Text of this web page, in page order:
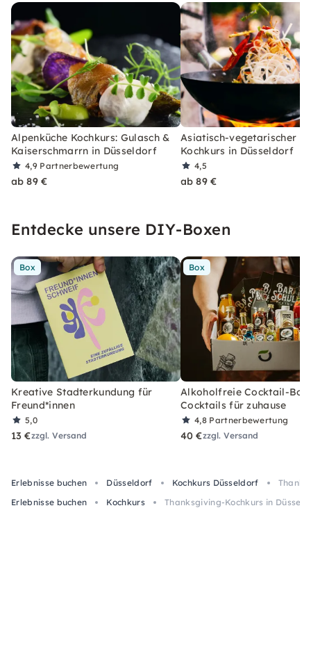
Alpenküche Kochkurs: Gulasch &
Kaiserschmarrn in Düsseldorf
4,9 Partnerbewertung
ab 89 €
Asiatisch-vegetarischer
Kochkurs in Düsseldorf
4,5
ab 89 €
Entdecke unsere DIY-Boxen
Box
Kreative Stadterkundung für
Freund*innen
5,0
13 €zzgl. Versand
Box
Alkoholfreie Cocktail-Box
Cocktails für zuhause
4,8 Partnerbewertung
40 €zzgl. Versand
Erlebnisse buchen Düsseldorf Kochkurs Düsseldorf
Erlebnisse buchen
Kochkurs Thanksgiving-Kochkurs in